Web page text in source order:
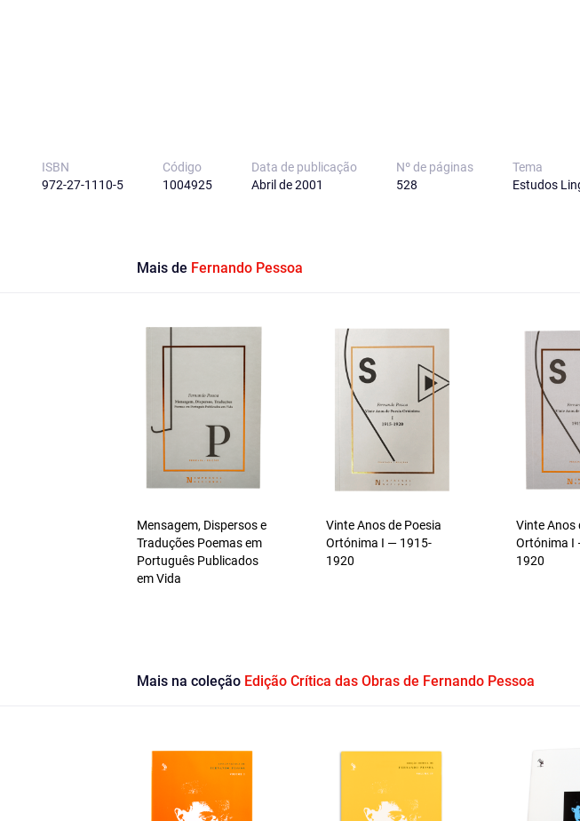
ISBN
972-27-1110-5
Código
1004925
Data de publicação
Abril de 2001
Nº de páginas
528
Tema
Estudos
Mais de Fernando Pessoa
Mensagem, Dispersos e
Traduções Poemas em
Português Publicados
em Vida
Vinte Anos de Poesia
Ortónima I — 1915-
1920
Vinte Anos
Ortónima I
1920
Mais na coleção Edição Crítica das Obras de Fernando Pessoa